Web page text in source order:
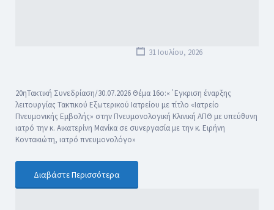
31 Ιουλίου, 2026
20ηΤακτική Συνεδρίαση/30.07.2026 Θέμα 16ο:«΄Εγκριση έναρξης
λειτουργίας Τακτικού Εξωτερικού Ιατρείου με τίτλο «Ιατρείο
Πνευμονικής Εμβολής» στην Πνευμονολογική Κλινική ΑΠΘ με υπεύθυνη
ιατρό την κ. Aικατερίνη Μανίκα σε συνεργασία με την κ. Ειρήνη
Κοντακιώτη, ιατρό πνευμονολόγο»
Διαβάστε Περισσότερα